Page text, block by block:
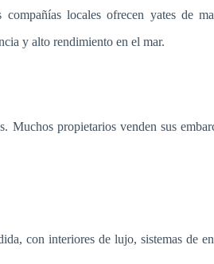
locales ofrecen yates de
y alto rendimiento en el mar.
Muchos propietarios venden sus
con interiores de lujo, sistemas de